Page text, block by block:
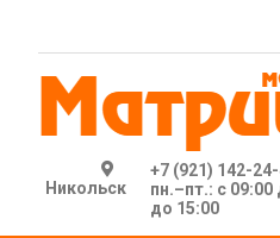
Никольск
+7 (921) 142-
пн.–пт.: с 09:00
до 15:00